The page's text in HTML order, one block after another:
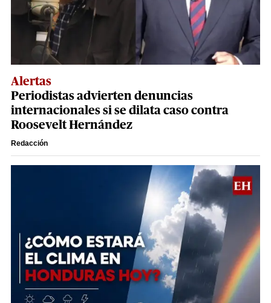
Alertas
Periodistas advierten denuncias
internacionales si se dilata caso contra
Roosevelt Hernández
Redacción